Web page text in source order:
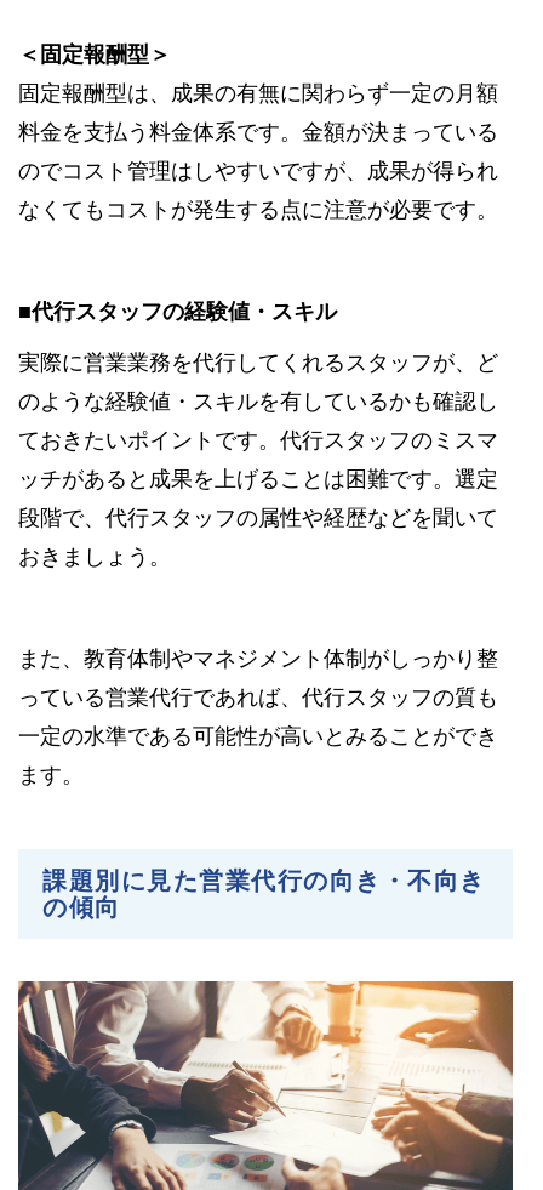
＜固定報酬型＞
固定報酬型は、成果の有無に関わらず一定の月額
料金を支払う料金体系です。金額が決まっている
のでコスト管理はしやすいですが、成果が得られ
なくてもコストが発生する点に注意が必要です。
■代行スタッフの経験値・スキル
実際に営業業務を代行してくれるスタッフが、ど
のような経験値・スキルを有しているかも確認し
ておきたいポイントです。代行スタッフのミスマ
ッチがあると成果を上げることは困難です。選定
段階で、代行スタッフの属性や経歴などを聞いて
おきましょう。
また、教育体制やマネジメント体制がしっかり整
っている営業代行であれば、代行スタッフの質も
一定の水準である可能性が高いとみることができ
ます。
課題別に見た営業代行の向き・不向き
の傾向